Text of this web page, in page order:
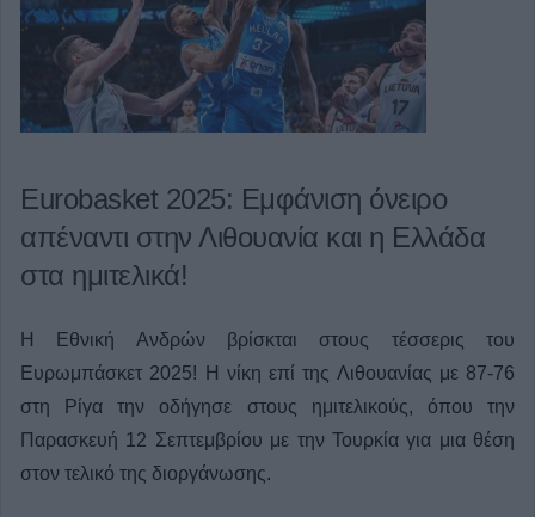
Eurobasket 2025: Εμφάνιση όνειρο
απέναντι στην Λιθουανία και η Ελλάδα
στα ημιτελικά!
Η Εθνική Ανδρών βρίσκται στους τέσσερις του
Ευρωμπάσκετ 2025! Η νίκη επί της Λιθουανίας με 87-76
στη Ρίγα την οδήγησε στους ημιτελικούς, όπου την
Παρασκευή 12 Σεπτεμβρίου με την Τουρκία για μια θέση
στον τελικό της διοργάνωσης.